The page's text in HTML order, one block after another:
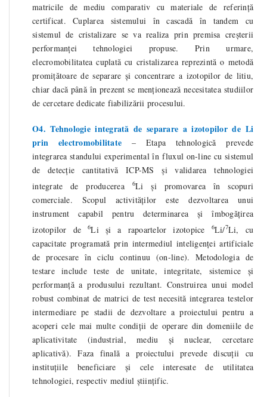
matricile de mediu comparativ cu materiale de referință
certificat. Cuplarea sistemului în cascadă în tandem cu
sistemul de cristalizare se va realiza prin premisa creșterii
performanței tehnologiei propuse. Prin urmare,
elecromobilitatea cuplată cu cristalizarea reprezintă o metodă
promițătoare de separare și concentrare a izotopilor de litiu,
chiar dacă până în prezent se menționează necesitatea studiilor
de cercetare dedicate fiabilizării procesului.
O4. Tehnologie integrată de separare a izotopilor de Li
prin electromobilitate
– Etapa tehnologică prevede
integrarea standului experimental în fluxul on-line cu sistemul
de detecție cantitativă ICP-MS și validarea tehnologiei
integrate de producerea
6Li și promovarea în scopuri
comerciale. Scopul activităților este dezvoltarea unui
instrument capabil pentru determinarea și îmbogățirea
izotopilor de
6Li și a rapoartelor izotopice 6Li/7Li, cu
capacitate programată prin intermediul inteligenței artificiale
de procesare în ciclu continuu (on-line). Metodologia de
testare include teste de unitate, integritate, sistemice și
performanță a produsului rezultant. Construirea unui model
robust combinat de matrici de test necesită integrarea testelor
intermediare pe stadii de dezvoltare a proiectului pentru a
acoperi cele mai multe condiții de operare din domeniile de
aplicativitate (industrial, mediu și nuclear, cercetare
aplicativă). Faza finală a proiectului prevede discuții cu
instituțiile beneficiare și cele interesate de utilitatea
tehnologiei, respectiv mediul științific.